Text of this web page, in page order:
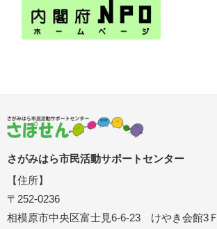
さがみはら市民活動サポートセンター
【住所】
〒252-0236
相模原市中央区富士見6-6-23 けやき会館3Ｆ